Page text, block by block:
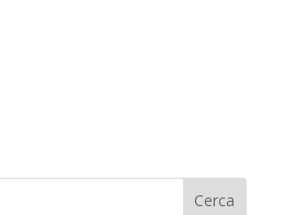
Cerca